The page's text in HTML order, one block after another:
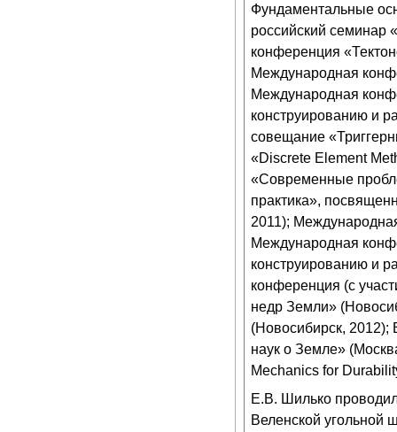
Фундаментальные
российский семинар
конференция
Международная
Международная
конструированию и
совещание
«Discrete Element
«Современные
практика»,
2011);
Международная
конструированию и
конференция (с
недр Земли»
(Новосибирск, 2012);
наук о Земле»
Mechanics for
Е.В. Шилько
Веленской угольной